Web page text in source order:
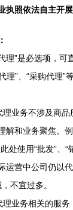
执照依法自主开展
理”是必选项，
理”、“采购代理”
理业务不涉及商
解和业务聚焦。
此处使用“批发”、
运营中公司仍以
不宜过多。
理业务相关的服